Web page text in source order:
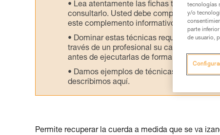
Lea atentamente las fichas técnicas de
consultarlo. Usted debe comprender la
este complemento informativo.
Dominar estas técnicas requiere una
través de un profesional su capacidad
antes de ejecutarlas de forma autónoma.
Damos ejemplos de técnicas
describimos aquí.
Permite recuperar la cuerda a medida que se va
tecnologías
y/o
parte
de usuario,